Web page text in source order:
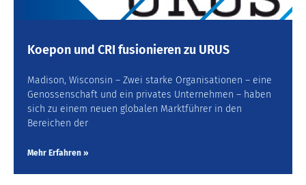
Koepon und CRI fusionieren zu URUS
Madison, Wisconsin – Zwei starke Organisationen – eine
Genossenschaft und ein privates Unternehmen – haben
sich zu einem neuen globalen Marktführer in den
Bereichen der
Mehr Erfahren »